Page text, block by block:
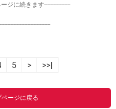
ジに続きます-----------------
5 > >>|
ージに戻る